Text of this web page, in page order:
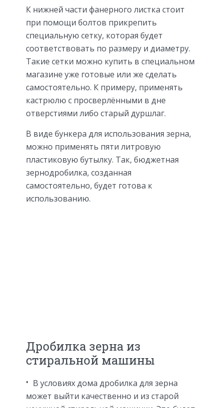
К нижней части фанерного листка стоит
при помощи болтов прикрепить
специальную сетку, которая будет
соответствовать по размеру и диаметру.
Такие сетки можно купить в специальном
магазине уже готовые или же сделать
самостоятельно. К примеру, применять
кастрюлю с просверлёнными в дне
отверстиями либо старый дуршлаг.
В виде бункера для использования зерна,
можно применять пяти литровую
пластиковую бутылку. Так, бюджетная
зернодробилка, созданная
самостоятельно, будет готова к
использованию.
Дробилка зерна из
стиральной машины
В условиях дома дробилка для зерна
может выйти качественно и из старой